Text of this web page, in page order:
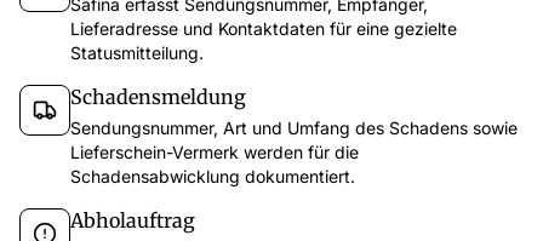
Safina erfasst Sendungsnummer, Empfänger,
Lieferadresse und Kontaktdaten für eine gezielte
Statusmitteilung.
Schadensmeldung
Sendungsnummer, Art und Umfang des Schadens sowie
Lieferschein-Vermerk werden für die
Schadensabwicklung dokumentiert.
Abholauftrag